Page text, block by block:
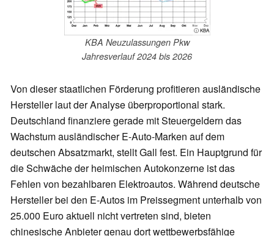
ⓘ KBA
KBA Neuzulassungen Pkw
Jahresverlauf 2024 bis 2026
Von dieser staatlichen Förderung profitieren ausländische
Hersteller laut der Analyse überproportional stark.
Deutschland finanziere gerade mit Steuergeldern das
Wachstum ausländischer E-Auto-Marken auf dem
deutschen Absatzmarkt, stellt Gall fest. Ein Hauptgrund für
die Schwäche der heimischen Autokonzerne ist das
Fehlen von bezahlbaren Elektroautos. Während deutsche
Hersteller bei den E-Autos im Preissegment unterhalb von
25.000 Euro aktuell nicht vertreten sind, bieten
chinesische Anbieter genau dort wettbewerbsfähige